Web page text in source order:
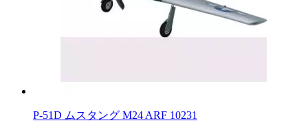
P-51D ムスタング M24 ARF 10231